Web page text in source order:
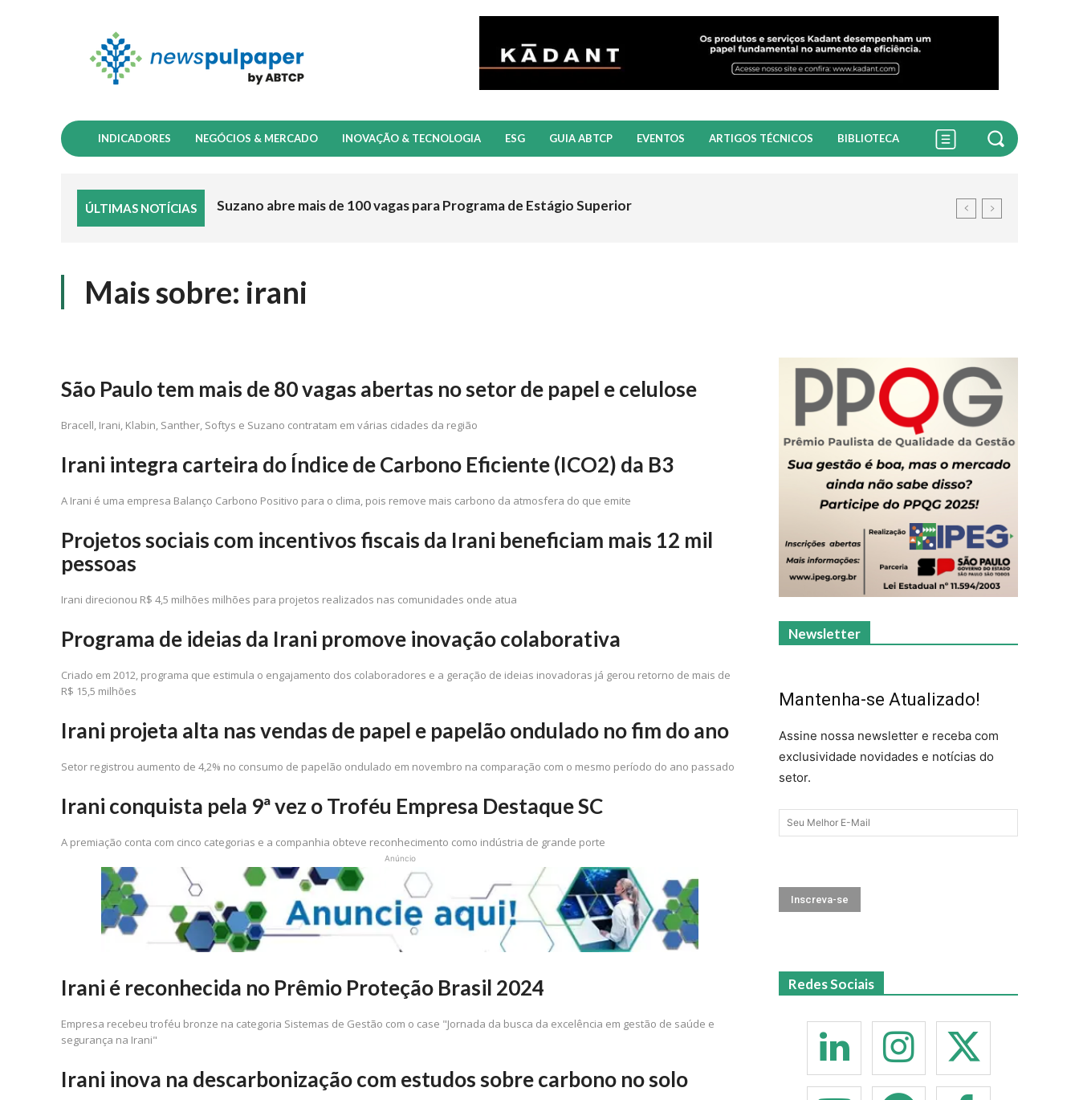
INDICADORES NEGÓCIOS & MERCADO INOVAÇÃO & TECNOLOGIA ESG GUIA ABTCP EVENTOS ARTIGOS TÉCNICOS BIBLIOTECA
ÚLTIMAS NOTÍCIAS Suzano abre mais de 100 vagas para Programa de Estágio Superior
Mais sobre: irani
São Paulo tem mais de 80 vagas abertas no setor de papel e celulose
Bracell, Irani, Klabin, Santher, Softys e Suzano contratam em várias cidades da região
Irani integra carteira do Índice de Carbono Eficiente (ICO2) da B3
A Irani é uma empresa Balanço Carbono Positivo para o clima, pois remove mais carbono da atmosfera do que emite
Projetos sociais com incentivos fiscais da Irani beneficiam mais 12 mil
pessoas
Irani direcionou R$ 4,5 milhões milhões para projetos realizados nas comunidades onde atua
Programa de ideias da Irani promove inovação colaborativa
Criado em 2012, programa que estimula o engajamento dos colaboradores e a geração de ideias inovadoras já gerou retorno de mais de
R$ 15,5 milhões
Irani projeta alta nas vendas de papel e papelão ondulado no fim do ano
Setor registrou aumento de 4,2% no consumo de papelão ondulado em novembro na comparação com o mesmo período do ano passado
Irani conquista pela 9ª vez o Troféu Empresa Destaque SC
A premiação conta com cinco categorias e a companhia obteve reconhecimento como indústria de grande porte
Anúncio
Irani é reconhecida no Prêmio Proteção Brasil 2024
Empresa recebeu troféu bronze na categoria Sistemas de Gestão com o case "Jornada da busca da excelência em gestão de saúde e
segurança na Irani"
Irani inova na descarbonização com estudos sobre carbono no solo
Newsletter
Mantenha-se Atualizado!
Assine nossa newsletter e receba com
exclusividade novidades e notícias do
setor.
Redes Sociais